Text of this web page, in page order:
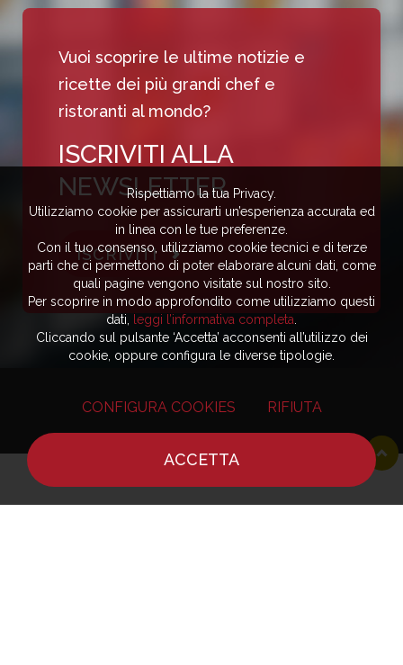
Vuoi scoprire le ultime notizie e
ricette dei più grandi chef e
ristoranti al mondo?
ISCRIVITI ALLA
NEWSLETTER
ISCRIVITI
Rispettiamo la tua Privacy.
Utilizziamo cookie per assicurarti un’esperienza accurata ed
in linea con le tue preferenze.
Con il tuo consenso, utilizziamo cookie tecnici e di terze
parti che ci permettono di poter elaborare alcuni dati, come
quali pagine vengono visitate sul nostro sito.
Per scoprire in modo approfondito come utilizziamo questi
dati,
leggi l’informativa completa
Cliccando sul pulsante ‘Accetta’ acconsenti all’utilizzo dei
cookie, oppure configura le diverse tipologie.
CONFIGURA COOKIES RIFIUTA
ACCETTA